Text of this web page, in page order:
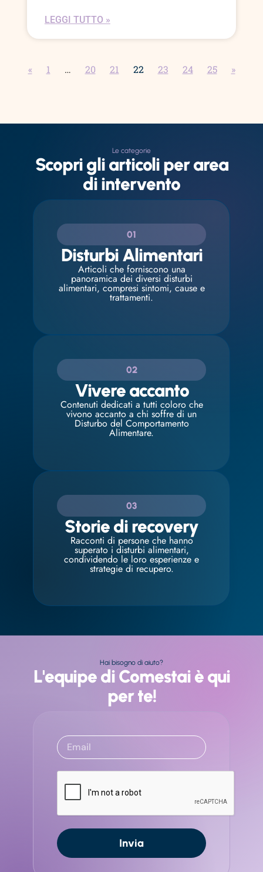
LEGGI TUTTO »
« 1 … 20 21 22 23 24 25 »
Le categorie
Scopri gli articoli per area
di intervento
01
Disturbi Alimentari
Articoli che forniscono una
panoramica dei diversi disturbi
alimentari, compresi sintomi, cause e
trattamenti.
02
Vivere accanto
Contenuti dedicati a tutti coloro che
vivono accanto a chi soffre di un
Disturbo del Comportamento
Alimentare.
03
Storie di recovery
Racconti di persone che hanno
superato i disturbi alimentari,
condividendo le loro esperienze e
strategie di recupero.
Hai bisogno di aiuto?
L'equipe di Comestai è qui
per te!
Invia